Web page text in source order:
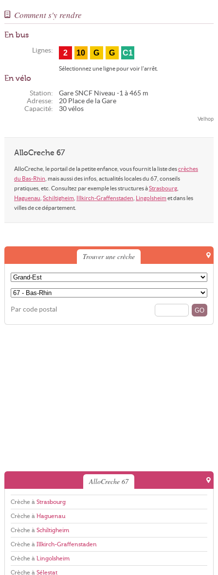
Comment s'y rendre
En bus
Lignes: 2 10 G G C1
Sélectionnez une ligne pour voir l'arrêt.
En vélo
Station:
Gare SNCF Niveau -1 à 465 m
Adresse:
20 Place de la Gare
Capacité:
30 vélos
Velhop
AlloCreche 67
AlloCreche, le portail de la petite enfance, vous fournit la liste descrèches
du Bas-Rhin , mais aussi des infos, actualités locales du 67, conseils
pratiques, etc. Consultez par exemple les structures àStrasbourg,
Haguenau Schiltigheim Illkirch-Graffenstaden Lingolsheim et dans les
villes de ce département.
Trouver une crèche
Par code postal
AlloCreche 67
Crèche à Strasbourg
Crèche à Haguenau
Crèche à Schiltigheim
Crèche à Illkirch-Graffenstaden
Crèche à Lingolsheim
Crèche à Sélestat